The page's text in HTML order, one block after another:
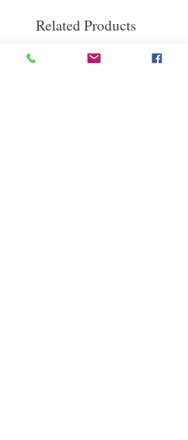
Related Products
deep repair